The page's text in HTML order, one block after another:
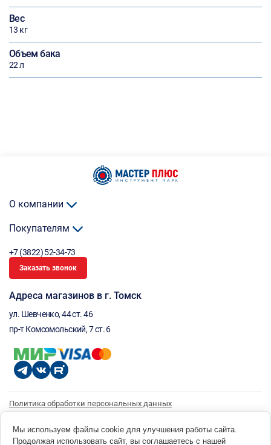
Вес
13 кг
Объем бака
22 л
О компании
Покупателям
+7 (3822) 52-34-73
Заказать звонок
Адреса магазинов в г. Томск
ул. Шевченко, 44 ст. 46
пр-т Комсомольский, 7 ст. 6
Политика обработки персональных данных
Согласие на получение рассылки
Мы используем файлы cookie для улучшения работы сайта.
Продолжая использовать сайт, вы соглашаетесь с нашей